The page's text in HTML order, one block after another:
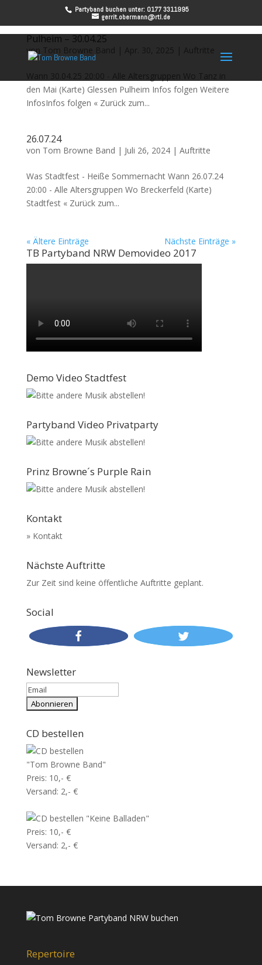
Partyband buchen unter: 0177 3311995
gerrit.obermann@rtl.de
Pulheim – 30.04.25
von Tom Browne Band | Apr. 30, 2025 | Auftritte
Wann 30.04.25 20:00 - Alle Altersgruppen Wo Tanz in
den Mai (Karte) Glessen Pulheim Infos folgen Weitere
InfosInfos folgen « Zurück zum...
26.07.24
von Tom Browne Band | Juli 26, 2024| Auftritte
Was Stadtfest - Heiße Sommernacht Wann 26.07.24
20:00 - Alle Altersgruppen Wo Breckerfeld (Karte)
Stadtfest « Zurück zum...
« Ältere Einträge Nächste Einträge »
TB Partyband NRW Demovideo 2017
Demo Video Stadtfest
Partyband Video Privatparty
Prinz Browne´s Purple Rain
Kontakt
» Kontakt
Nächste Auftritte
Zur Zeit sind keine öffentliche Auftritte geplant.
Social
Newsletter
CD bestellen
"Tom Browne Band"
Preis: 10,- €
Versand: 2,- €
"Keine Balladen"
Preis: 10,- €
Versand: 2,- €
Repertoire